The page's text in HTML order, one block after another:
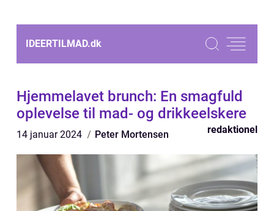
IDEERTILMAD.dk
Hjemmelavet brunch: En smagfuld
oplevelse til mad- og drikkeelskere
14 januar 2024 Peter Mortensen redaktionel